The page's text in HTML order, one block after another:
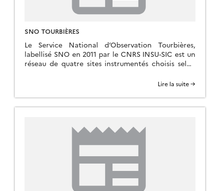
SNO TOURBIÈRES
Le Service National d’Observation Tourbières,
labellisé SNO en 2011 par le CNRS INSU-SIC est un
réseau de quatre sites instrumentés choisis selon
tableau ci-dessous). Il est piloté par l’OSUC
Centre, www.univ-orleans.fr/osuc) et l’ISTO (Institut
des Sciences de la Terre d’Orléans, www.isto.cnrs-
Lire la suite →